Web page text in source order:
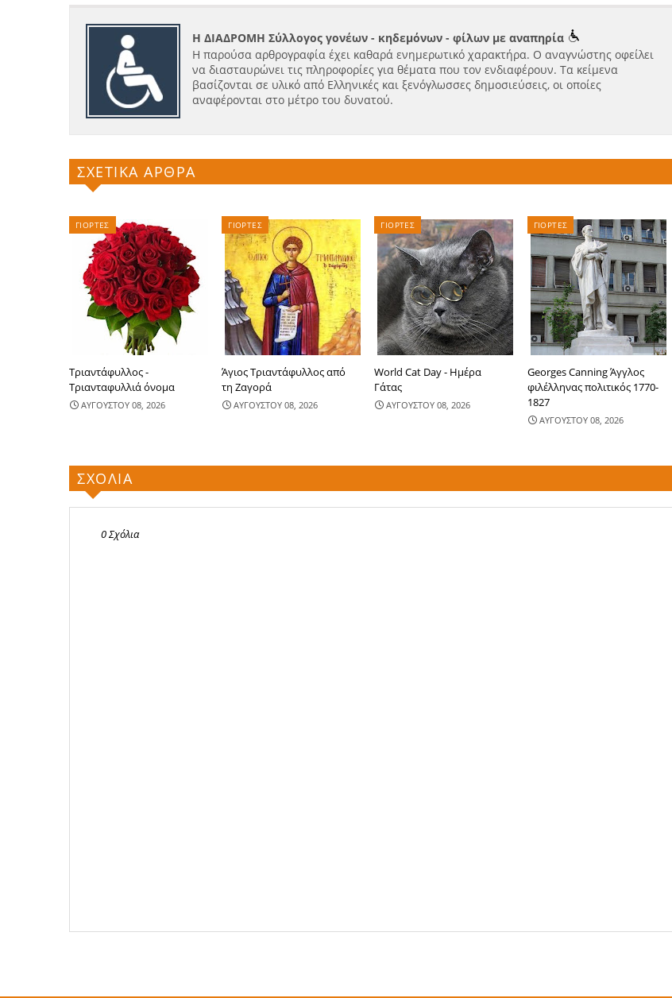
Η ΔΙΑΔΡΟΜΗ Σύλλογος γονέων - κηδεμόνων - φίλων με αναπηρία
Η παρούσα αρθρογραφία έχει καθαρά ενημερωτικό χαρακτήρα. Ο αναγνώστης οφείλει
να διασταυρώνει τις πληροφορίες για θέματα που τον ενδιαφέρουν. Τα κείμενα
βασίζονται σε υλικό από Ελληνικές και ξενόγλωσσες δημοσιεύσεις, οι οποίες
αναφέρονται στο μέτρο του δυνατού.
ΣΧΕΤΙΚΑ ΑΡΘΡΑ
ΓΙΟΡΤΕΣ
Τριαντάφυλλος -
Τριανταφυλλιά όνομα
ΑΥΓΟΥΣΤΟΥ 08, 2026
ΓΙΟΡΤΕΣ
Άγιος Τριαντάφυλλος από
τη Ζαγορά
ΑΥΓΟΥΣΤΟΥ 08, 2026
ΓΙΟΡΤΕΣ
World Cat Day - Ημέρα
Γάτας
ΑΥΓΟΥΣΤΟΥ 08, 2026
ΓΙΟΡΤΕΣ
Georges Canning Άγγλος
φιλέλληνας πολιτικός 1770-
1827
ΑΥΓΟΥΣΤΟΥ 08, 2026
ΣΧΟΛΙΑ
0 Σχόλια